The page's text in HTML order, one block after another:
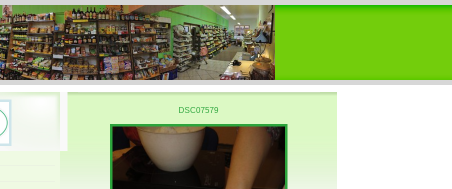
DSC07579